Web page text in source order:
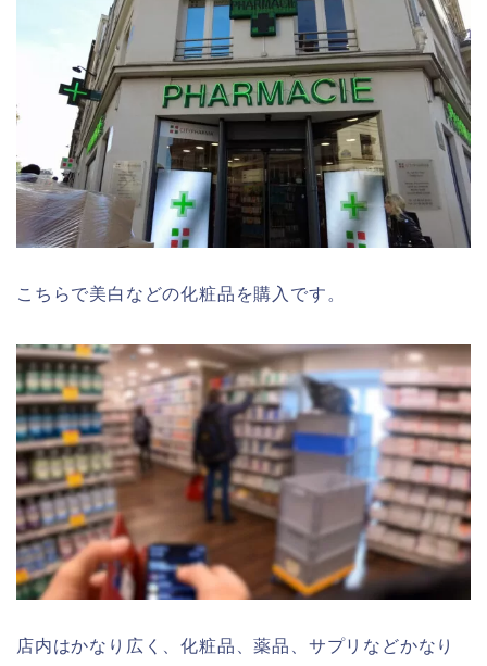
こちらで美白などの化粧品を購入です。
店内はかなり広く、化粧品、薬品、サプリなどかなり